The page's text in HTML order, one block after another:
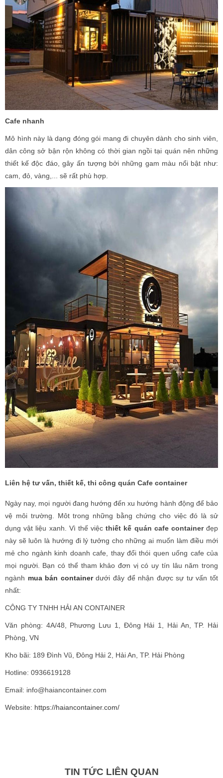
Cafe nhanh
Mô hình này là dạng đóng gói mang đi chuyên dành cho sinh viên,
dân công sở bận rộn không có thời gian ngồi tại quán nên những
thiết kế độc đáo, gây ấn tượng bởi những gam màu nổi bật như:
cam, đỏ, vàng,... sẽ rất phù hợp.
Liên hệ tư vấn, thiết kế, thi công quán Cafe container
Ngày nay, mọi người đang hướng đến xu hướng hành động để bảo
vệ môi trường. Môt trong những bằng chứng cho việc đó là sử
dụng vật liệu xanh. Vì thế việcthiết kế quán cafe containerđẹp
này sẽ luôn là hướng đi lý tưởng cho những ai muốn làm điều mới
mẻ cho ngành kinh doanh cafe, thay đổi thói quen uống cafe của
mọi người. Bạn có thể tham khảo đơn vị có uy tín lâu năm trong
ngành mua bán containerdưới đây để nhận được sự tư vấn tốt
nhất:
CÔNG TY TNHH HẢI AN CONTAINER
Văn phòng: 4A/48, Phương Lưu 1, Đông Hải 1, Hải An, TP. Hải
Phòng, VN
Kho bãi: 189 Đình Vũ, Đông Hải 2, Hải An, TP. Hải Phòng
Hotline: 0936619128
Email: info@haiancontainer.com
Website: https://haiancontainer.com/
TIN TỨC LIÊN QUAN